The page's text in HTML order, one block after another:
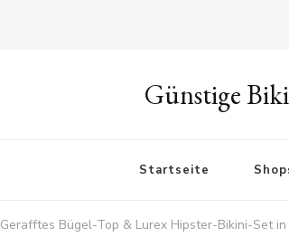
Günstige
Startseite
Gerafftes Bügel-Top & Lurex Hipster-Bikini-Set